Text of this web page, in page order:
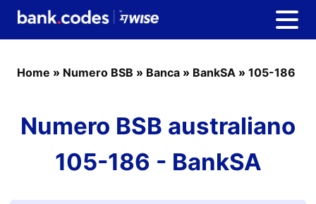
Home » Numero BSB » Banca » BankSA » 105-186
Numero BSB australiano
105-186 - BankSA